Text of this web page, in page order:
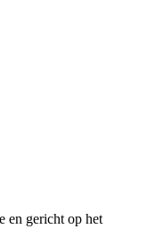
en gericht op het